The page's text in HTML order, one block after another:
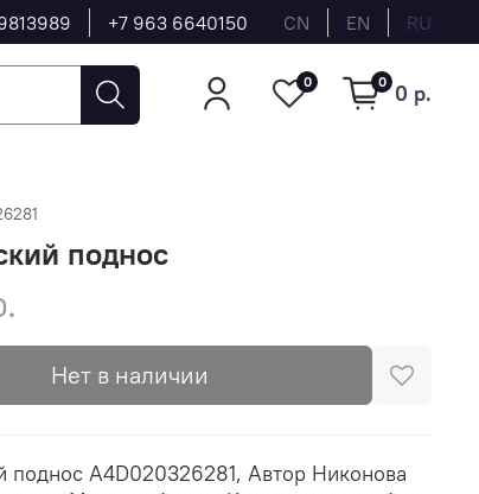
+7 963 6640150 CN EN RU
0 0 0 р.
поднос
Нет в наличии
поднос A4D020326281, Автор Никонова